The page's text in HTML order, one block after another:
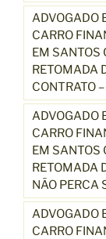
ADVOGADO
CARRO
EM SANTOS
RETOMADA
CONTRATO
ADVOGADO
CARRO
EM SANTOS
RETOMADA
NÃO PERCA
ADVOGADO
CARRO